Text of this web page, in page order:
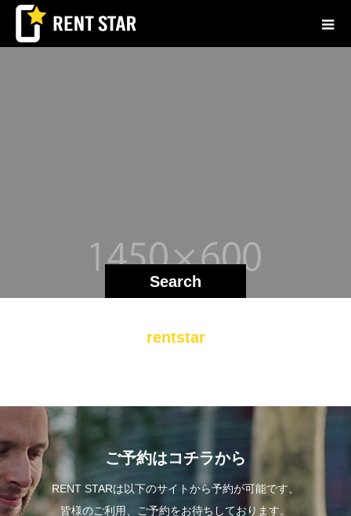
Search
rentstar
ご予約はコチラから
RENT STARは以下のサイトから予約が可能です。
皆様のご利用、ご予約をお待ちしております。